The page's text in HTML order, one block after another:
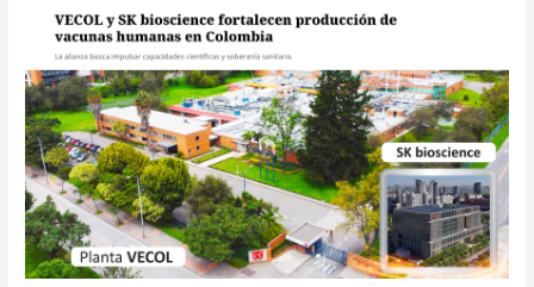
VECOL
SK
bioscience
fortalecen
producción
de
vacunas
humanas
en
Colombia